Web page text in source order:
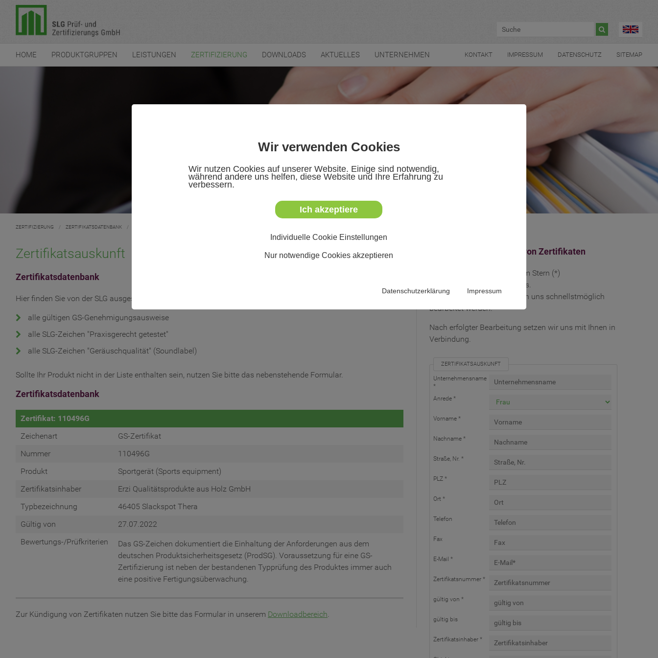
Wir verwenden Cookies
Wir nutzen Cookies auf unserer Website. Einige sind notwendig,
während andere uns helfen, diese Website und Ihre Erfahrung zu
verbessern.
Ich akzeptiere
Individuelle Cookie Einstellungen
Nur notwendige Cookies akzeptieren
Datenschutzerklärung Impressum

HOME PRODUKTGRUPPEN LEISTUNGEN ZERTIFIZIERUNG DOWNLOADS AKTUELLES UNTERNEHMEN KONTAKT IMPRESSUM DATENSCHUTZ SITEMAP
ZERTIFIZIERUNG / ZERTIFIKATSDATENBANK /
Zertifikatsauskunft
Zertifikatsdatenbank
Hier finden Sie von der SLG ausgestellte Zertifikate, absteigend nach Datum sortiert:
alle gültigen GS-Genehmigungsausweise
alle SLG-Zeichen "Praxisgerecht getestet"
alle SLG-Zeichen "Geräuschqualität" (Soundlabel)
Sollte Ihr Produkt nicht in der Liste enthalten sein, nutzen Sie bitte das nebenstehende Formular.
Zertifikatsdatenbank
Zertifikat: 110496G
Zeichenart
GS-Zertifikat
Nummer
110496G
Produkt
Sportgerät (Sports equipment)
Zertifikatsinhaber
Erzi Qualitätsprodukte aus Holz GmbH
Typbezeichnung
46405 Slackspot Thera
Gültig von
27.07.2022
Bewertungs-/Prüfkriterien
Das GS-Zeichen dokumentiert die Einhaltung der Anforderungen aus dem
deutschen Produktsicherheitsgesetz (ProdSG). Voraussetzung für eine GS-
Zertifizierung ist neben der bestandenen Typprüfung des Produktes immer auch
eine positive Fertigungsüberwachung.
Zur Kündigung von Zertifikaten nutzen Sie bitte das Formular in unserem Downloadbereich.
Auskunft zur Gültigkeit von Zertifikaten
Füllen Sie bitte alle mit einem Stern (*)
gekennzeichneten Felder aus.
Nur so kann Ihre Anfrage von uns schnellstmöglich
bearbeitet werden.
Nach erfolgter Bearbeitung setzen wir uns mit Ihnen in
Verbindung.
ZERTIFIKATSAUSKUNFT
Unternehmensname
*
Anrede *
Vorname *
Nachname *
Straße, Nr. *
PLZ *
Ort *
Telefon
Fax
E-Mail *
Zertifikatsnummer *
gültig von *
gültig bis
Zertifikatsinhaber *